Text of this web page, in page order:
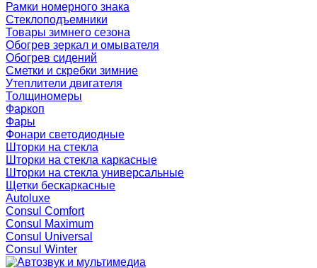
Рамки номерного знака
Стеклоподъемники
Товары зимнего сезона
Обогрев зеркал и омывателя
Обогрев сидений
Сметки и скребки зимние
Утеплители двигателя
Толщиномеры
Фаркоп
Фары
Фонари светодиодные
Шторки на стекла
Шторки на стекла каркасные
Шторки на стекла универсальные
Щетки бескаркасные
Autoluxe
Consul Comfort
Consul Maximum
Consul Universal
Consul Winter